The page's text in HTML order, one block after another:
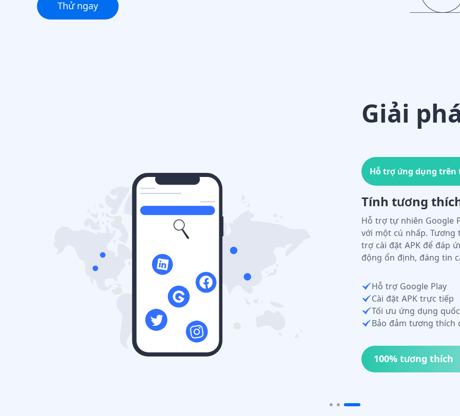
Thử ngay
Giải
Thích hợp cho nhà
Hỗ trợ script
Với quyền ADB và root,
trường script cung cấp
loạt, cấu hình tham số
tự động hiệu quả trên
Quyền ADB & root
Hệ sinh thái thị
API RESTful
Thao tác tự động
Giao diện API mở